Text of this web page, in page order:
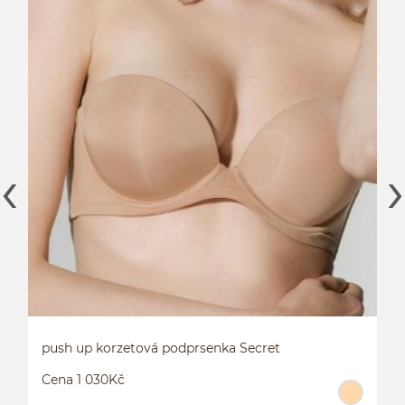
hladké boxerky Secret
Cena 390Kč